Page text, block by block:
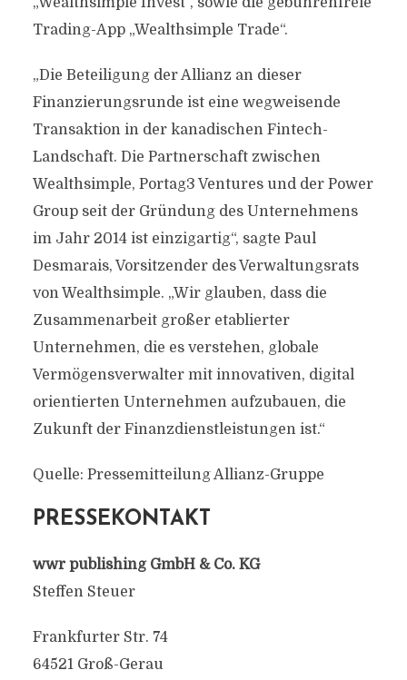
Trading-App „Wealthsimple Trade“.
„Die Beteiligung der Allianz an dieser
Finanzierungsrunde ist eine wegweisende
Transaktion in der kanadischen Fintech-
Landschaft. Die Partnerschaft zwischen
Wealthsimple, Portag3 Ventures und der Power
Group seit der Gründung des Unternehmens
im Jahr 2014 ist einzigartig“, sagte Paul
Desmarais, Vorsitzender des Verwaltungsrats
von Wealthsimple. „Wir glauben, dass die
Zusammenarbeit großer etablierter
Unternehmen, die es verstehen, globale
Vermögensverwalter mit innovativen, digital
orientierten Unternehmen aufzubauen, die
Zukunft der Finanzdienstleistungen ist.“
Quelle: Pressemitteilung Allianz-Gruppe
PRESSEKONTAKT
wwr publishing GmbH & Co. KG
Steffen Steuer
Frankfurter Str. 74
64521 Groß-Gerau